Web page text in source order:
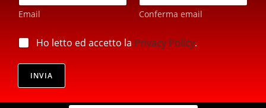
a
i
*
Email Conferma email
r
v
c
y
p
r
i
a
Ho letto ed accetto la Privacy Policy.
INVIA